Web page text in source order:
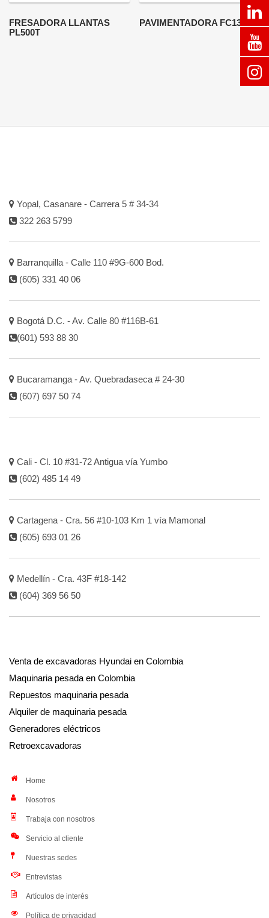
FRESADORA LLANTAS
PL500T
PAVIMENTADORA FC1300C
Yopal, Casanare - Carrera 5 # 34-34
322 263 5799
Barranquilla - Calle 110 #9G-600 Bod.
(605) 331 40 06
Bogotá D.C. - Av. Calle 80 #116B-61
(601) 593 88 30
Bucaramanga - Av. Quebradaseca # 24-30
(607) 697 50 74
Cali - Cl. 10 #31-72 Antigua vía Yumbo
(602) 485 14 49
Cartagena - Cra. 56 #10-103 Km 1 vía Mamonal
(605) 693 01 26
Medellín - Cra. 43F #18-142
(604) 369 56 50
Venta de excavadoras Hyundai en Colombia
Maquinaria pesada en Colombia
Repuestos maquinaria pesada
Alquiler de maquinaria pesada
Generadores eléctricos
Retroexcavadoras
Home
Nosotros
Trabaja con nosotros
Servicio al cliente
Nuestras sedes
Entrevistas
Artículos de interés
Política de privacidad